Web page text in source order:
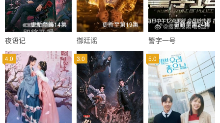
更新至第14集
夜语记
更新至第19集
御廷谣
更新至第24集
警字一号
4.0 3.0 5.0